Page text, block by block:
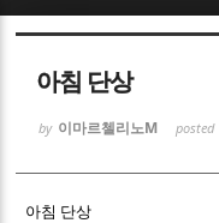
아침 단상
by 이마르첼리노M posted
아침 단상